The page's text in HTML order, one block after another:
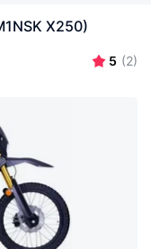
X250)
5 (2)